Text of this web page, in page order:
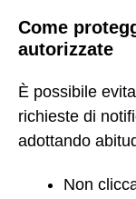
Come
autorizzate
È possibile
richieste di
adottando
Non